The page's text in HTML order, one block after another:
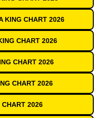
KING CHART 2026
CHART 2026
CHART 2026
CHART 2026
CHART 2026